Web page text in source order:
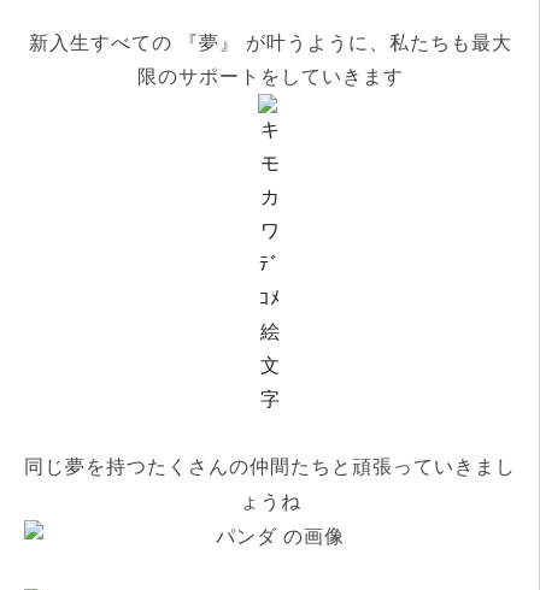
新入生すべての 『夢』 が叶うように、私たちも最大
限のサポートをしていきます
同じ夢を持つたくさんの仲間たちと頑張っていきまし
ょうね